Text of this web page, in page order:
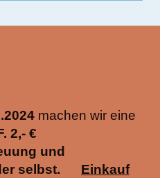
machen wir eine
2,- €
und
selbst. Einkauf